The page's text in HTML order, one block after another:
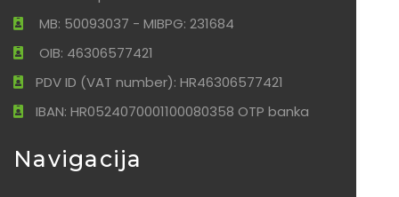
MB: 50093037 - MIBPG: 231684
OIB: 46306577421
PDV ID (VAT number): HR46306577421
IBAN: HR0524070001100080358 OTP banka
Navigacija